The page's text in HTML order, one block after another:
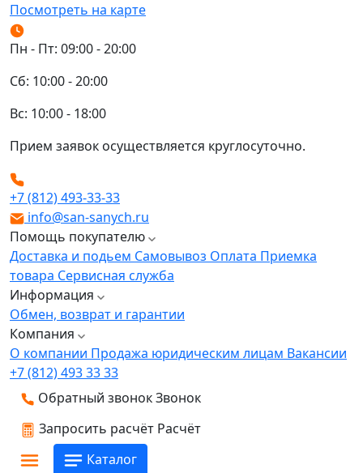
Посмотреть на карте
Пн - Пт: 09:00 - 20:00
Сб: 10:00 - 20:00
Вс: 10:00 - 18:00
Прием заявок осуществляется круглосуточно.
+7 (812) 493-33-33
info@san-sanych.ru
Помощь покупателю
Доставка и подьем Самовывоз Оплата Приемка
товара Сервисная служба
Информация
Обмен, возврат и гарантии
Компания
О компании Продажа юридическим лицам Вакансии
+7 (812) 493 33 33
Обратный звонокЗвонок
Запросить расчёт Расчёт
Каталог